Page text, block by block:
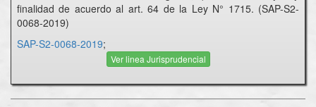
finalidad de acuerdo al art. 64 de la Ley N° 1715. (SAP-S2-
0068-2019)
SAP-S2-0068-2019;
Ver linea Jurisprudencial